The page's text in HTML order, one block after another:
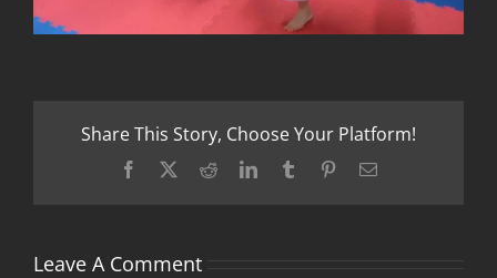
Share This Story, Choose Your Platform!
Facebook RedditLinkedInTumblr PinterestEmail
Leave A Comment